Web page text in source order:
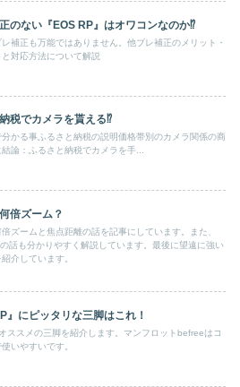
のない『EOS RP』はオワコンなのか⁉︎
補正も万能ではありません。他ブレ補正のメリット・
対応方法について解説
税でカメラを貰える⁉
分かる事ふるさと納税の説明価格帯別のカメラ関係の商
論：ふるさと納税でカメラを手...
倍ズーム？
ズームと焦点距離の話を記事にしています。また、
話も分かりやすく解説しています。最後に望遠に強い
介しています。
』にピッタリな三脚はこれ！
ススメの三脚を紹介します。マンフロットbefreeはコ
いやすいです。